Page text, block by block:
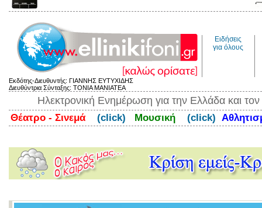
Ειδήσεις
για όλους
Εκδότης-Διευθυντής: ΓΙΑΝΝΗΣ ΕΥΤΥΧΙΔΗΣ
Διευθύντρια Σύνταξης: ΤΟΝΙΑ ΜΑΝΙΑΤΕΑ
Ηλεκτρονική Ενημέρωση για την Ελλάδα και
Θέατρο - Σινεμά (click) Μουσική (click)